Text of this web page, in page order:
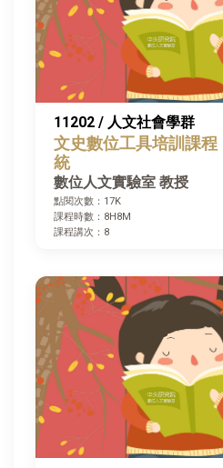
11202 / 人文社會學群
文史數位工具培訓課
統
數位人文實驗室 教授
點閱次數：17K
課程時數：8H8M
課程講次：8